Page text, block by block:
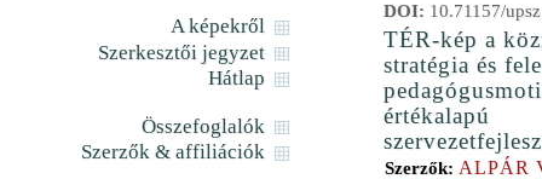
A képekről
Szerkesztői jegyzet
Hátlap
Összefoglalók
Szerzők & affiliációk
DOI: 10.71157/
TÉR-kép a
stratégia és
értékalapú
Szerzők: ALPÁR